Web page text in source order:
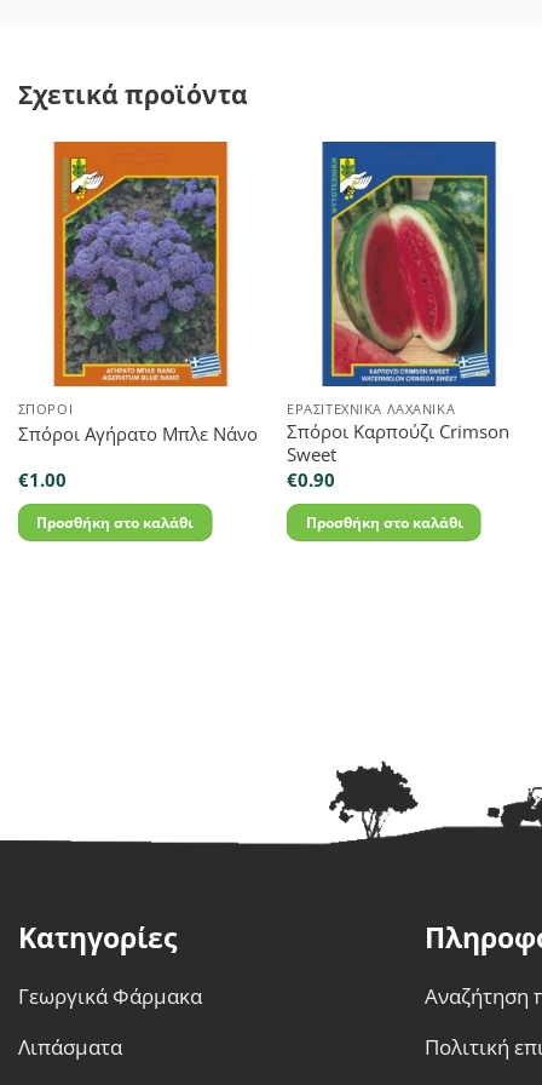
Σχετικά προϊόντα
ΣΠΌΡΟΙ
Σπόροι Αγήρατο Μπλε Νάνο
€1.00
Προσθήκη στο καλάθι
ΕΡΑΣΙΤΕΧΝΙΚΆ ΛΑΧΑΝΙΚΆ
Σπόροι Καρπούζι Crimson
Sweet
€0.90
Προσθήκη στο καλάθι
Κατηγορίες
Γεωργικά Φάρμακα
Λιπάσματα
Αναζήτηση
Πολιτική